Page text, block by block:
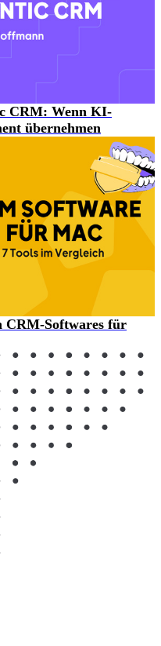
CRM: Wenn KI-
übernehmen
CRM-Softwares für